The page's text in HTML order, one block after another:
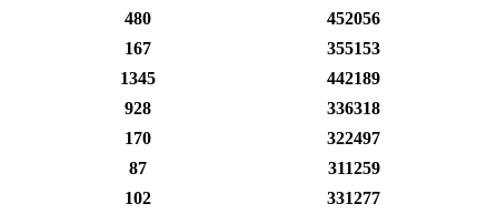
480
452056
167
355153
1345
442189
928
336318
170
322497
87
311259
102
331277